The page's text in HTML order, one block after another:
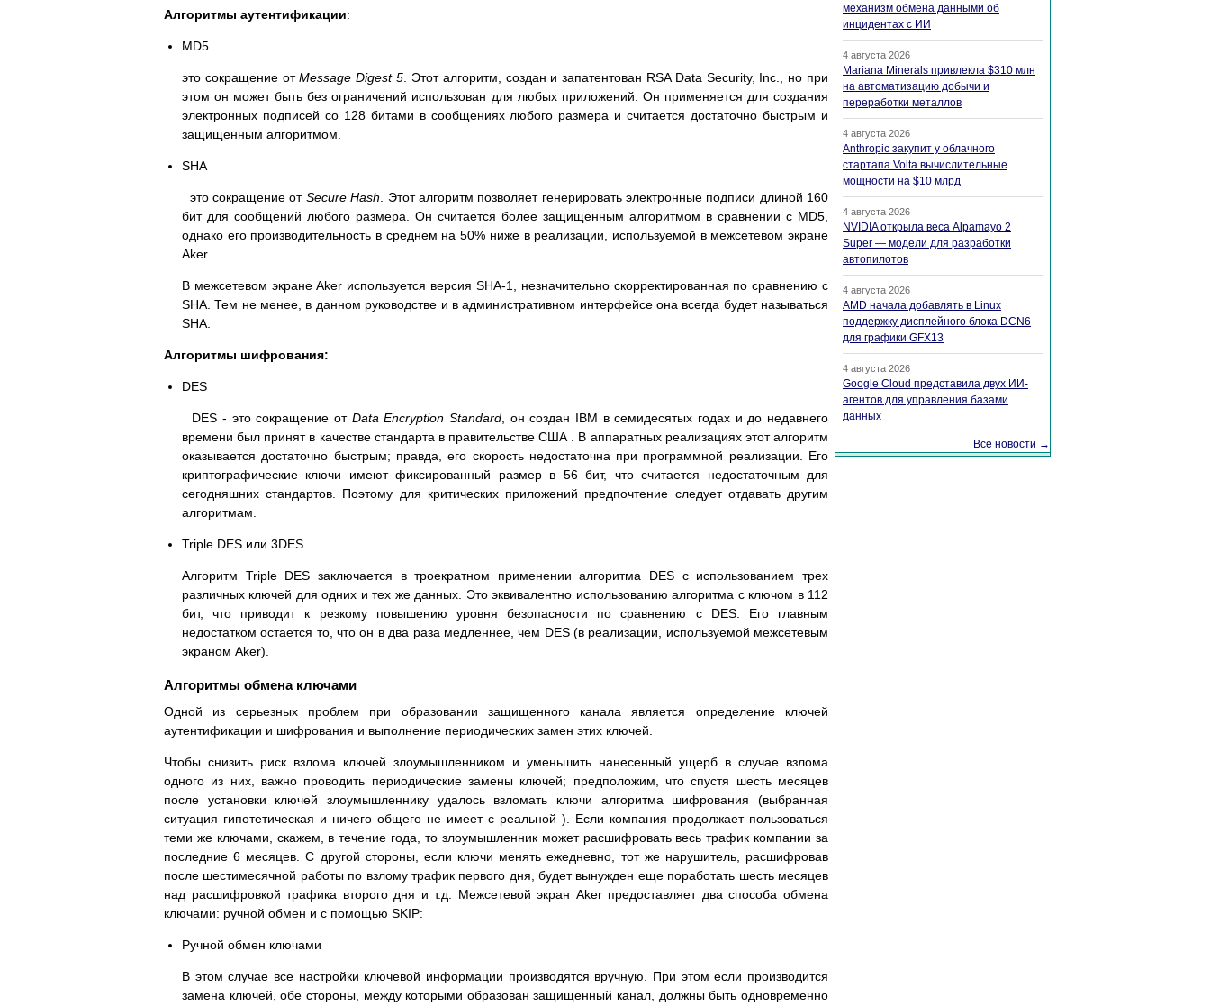
Алгоритмы аутентификации:
MD5
это сокращение отMessage Digest 5 . Этот алгоритм, создан и запатентован RSA Data Security, Inc., но при
этом он может быть без ограничений использован для любых приложений. Он применяется для создания
электронных подписей со 128 битами в сообщениях любого размера и считается достаточно быстрым и
защищенным алгоритмом.
SHA
это сокращение от Secure Hash . Этот алгоритм позволяет генерировать электронные подписи длиной 160
бит для сообщений любого размера. Он считается более защищенным алгоритмом в сравнении с MD5,
однако его производительность в среднем на 50% ниже в реализации, используемой в межсетевом экране
Aker.
В межсетевом экране Aker используется версия SHA-1, незначительно скорректированная по сравнению с
SHA. Тем не менее, в данном руководстве и в административном интерфейсе она всегда будет называться
SHA.
Алгоритмы шифрования:
DES
DES - это сокращение от Data Encryption Standard , он создан IBM в семидесятых годах и до недавнего
времени был принят в качестве стандарта в правительстве США . В аппаратных реализациях этот алгоритм
оказывается достаточно быстрым; правда, его скорость недостаточна при программной реализации. Его
криптографические ключи имеют фиксированный размер в 56 бит, что считается недостаточным для
сегодняшних стандартов. Поэтому для критических приложений предпочтение следует отдавать другим
алгоритмам.
Triple DES или 3DES
Алгоритм Triple DES заключается в троекратном применении алгоритма DES с использованием трех
различных ключей для одних и тех же данных. Это эквивалентно использованию алгоритма с ключом в 112
бит, что приводит к резкому повышению уровня безопасности по сравнению с DES. Его главным
недостатком остается то, что он в два раза медленнее, чем DES (в реализации, используемой межсетевым
экраном Aker).
Алгоритмы обмена ключами
Одной из серьезных проблем при образовании защищенного канала является определение ключей
аутентификации и шифрования и выполнение периодических замен этих ключей.
Чтобы снизить риск взлома ключей злоумышленником и уменьшить нанесенный ущерб в случае взлома
одного из них, важно проводить периодические замены ключей; предположим, что спустя шесть месяцев
после установки ключей злоумышленнику удалось взломать ключи алгоритма шифрования (выбранная
ситуация гипотетическая и ничего общего не имеет с реальной ). Если компания продолжает пользоваться
теми же ключами, скажем, в течение года, то злоумышленник может расшифровать весь трафик компании за
последние 6 месяцев. С другой стороны, если ключи менять ежедневно, тот же нарушитель, расшифровав
после шестимесячной работы по взлому трафик первого дня, будет вынужден еще поработать шесть месяцев
над расшифровкой трафика второго дня и т.д. Межсетевой экран Aker предоставляет два способа обмена
ключами: ручной обмен и с помощью SKIP:
Ручной обмен ключами
В этом случае все настройки ключевой информации производятся вручную. При этом если производится
замена ключей, обе стороны, между которыми образован защищенный канал, должны быть одновременно
механизм обмена данными об
инцидентах с ИИ
4 августа 2026
Mariana Minerals привлекла $310 млн
на автоматизацию добычи и
переработки металлов
4 августа 2026
Anthropic закупит у облачного
стартапа Volta вычислительные
мощности на $10 млрд
4 августа 2026
NVIDIA открыла веса Alpamayo 2
Super — модели для разработки
автопилотов
4 августа 2026
AMD начала добавлять в Linux
поддержку дисплейного блока DCN6
для графики GFX13
4 августа 2026
Google Cloud представила двух ИИ-
агентов для управления базами
данных
Все новости →